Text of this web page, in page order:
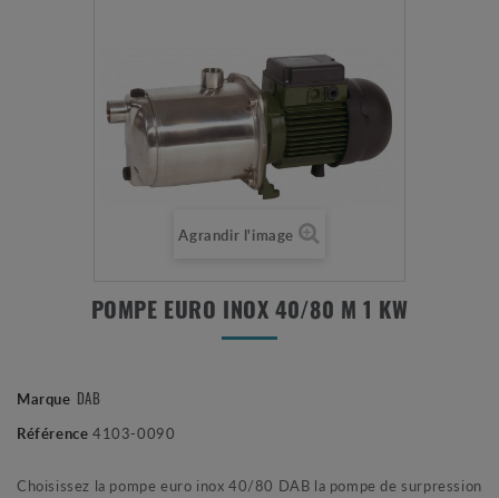
Agrandir l'image
POMPE EURO INOX 40/80 M 1 KW
Marque DAB
Référence 4103-0090
Choisissez la pompe euro inox 40/80 DAB la pompe de surpression